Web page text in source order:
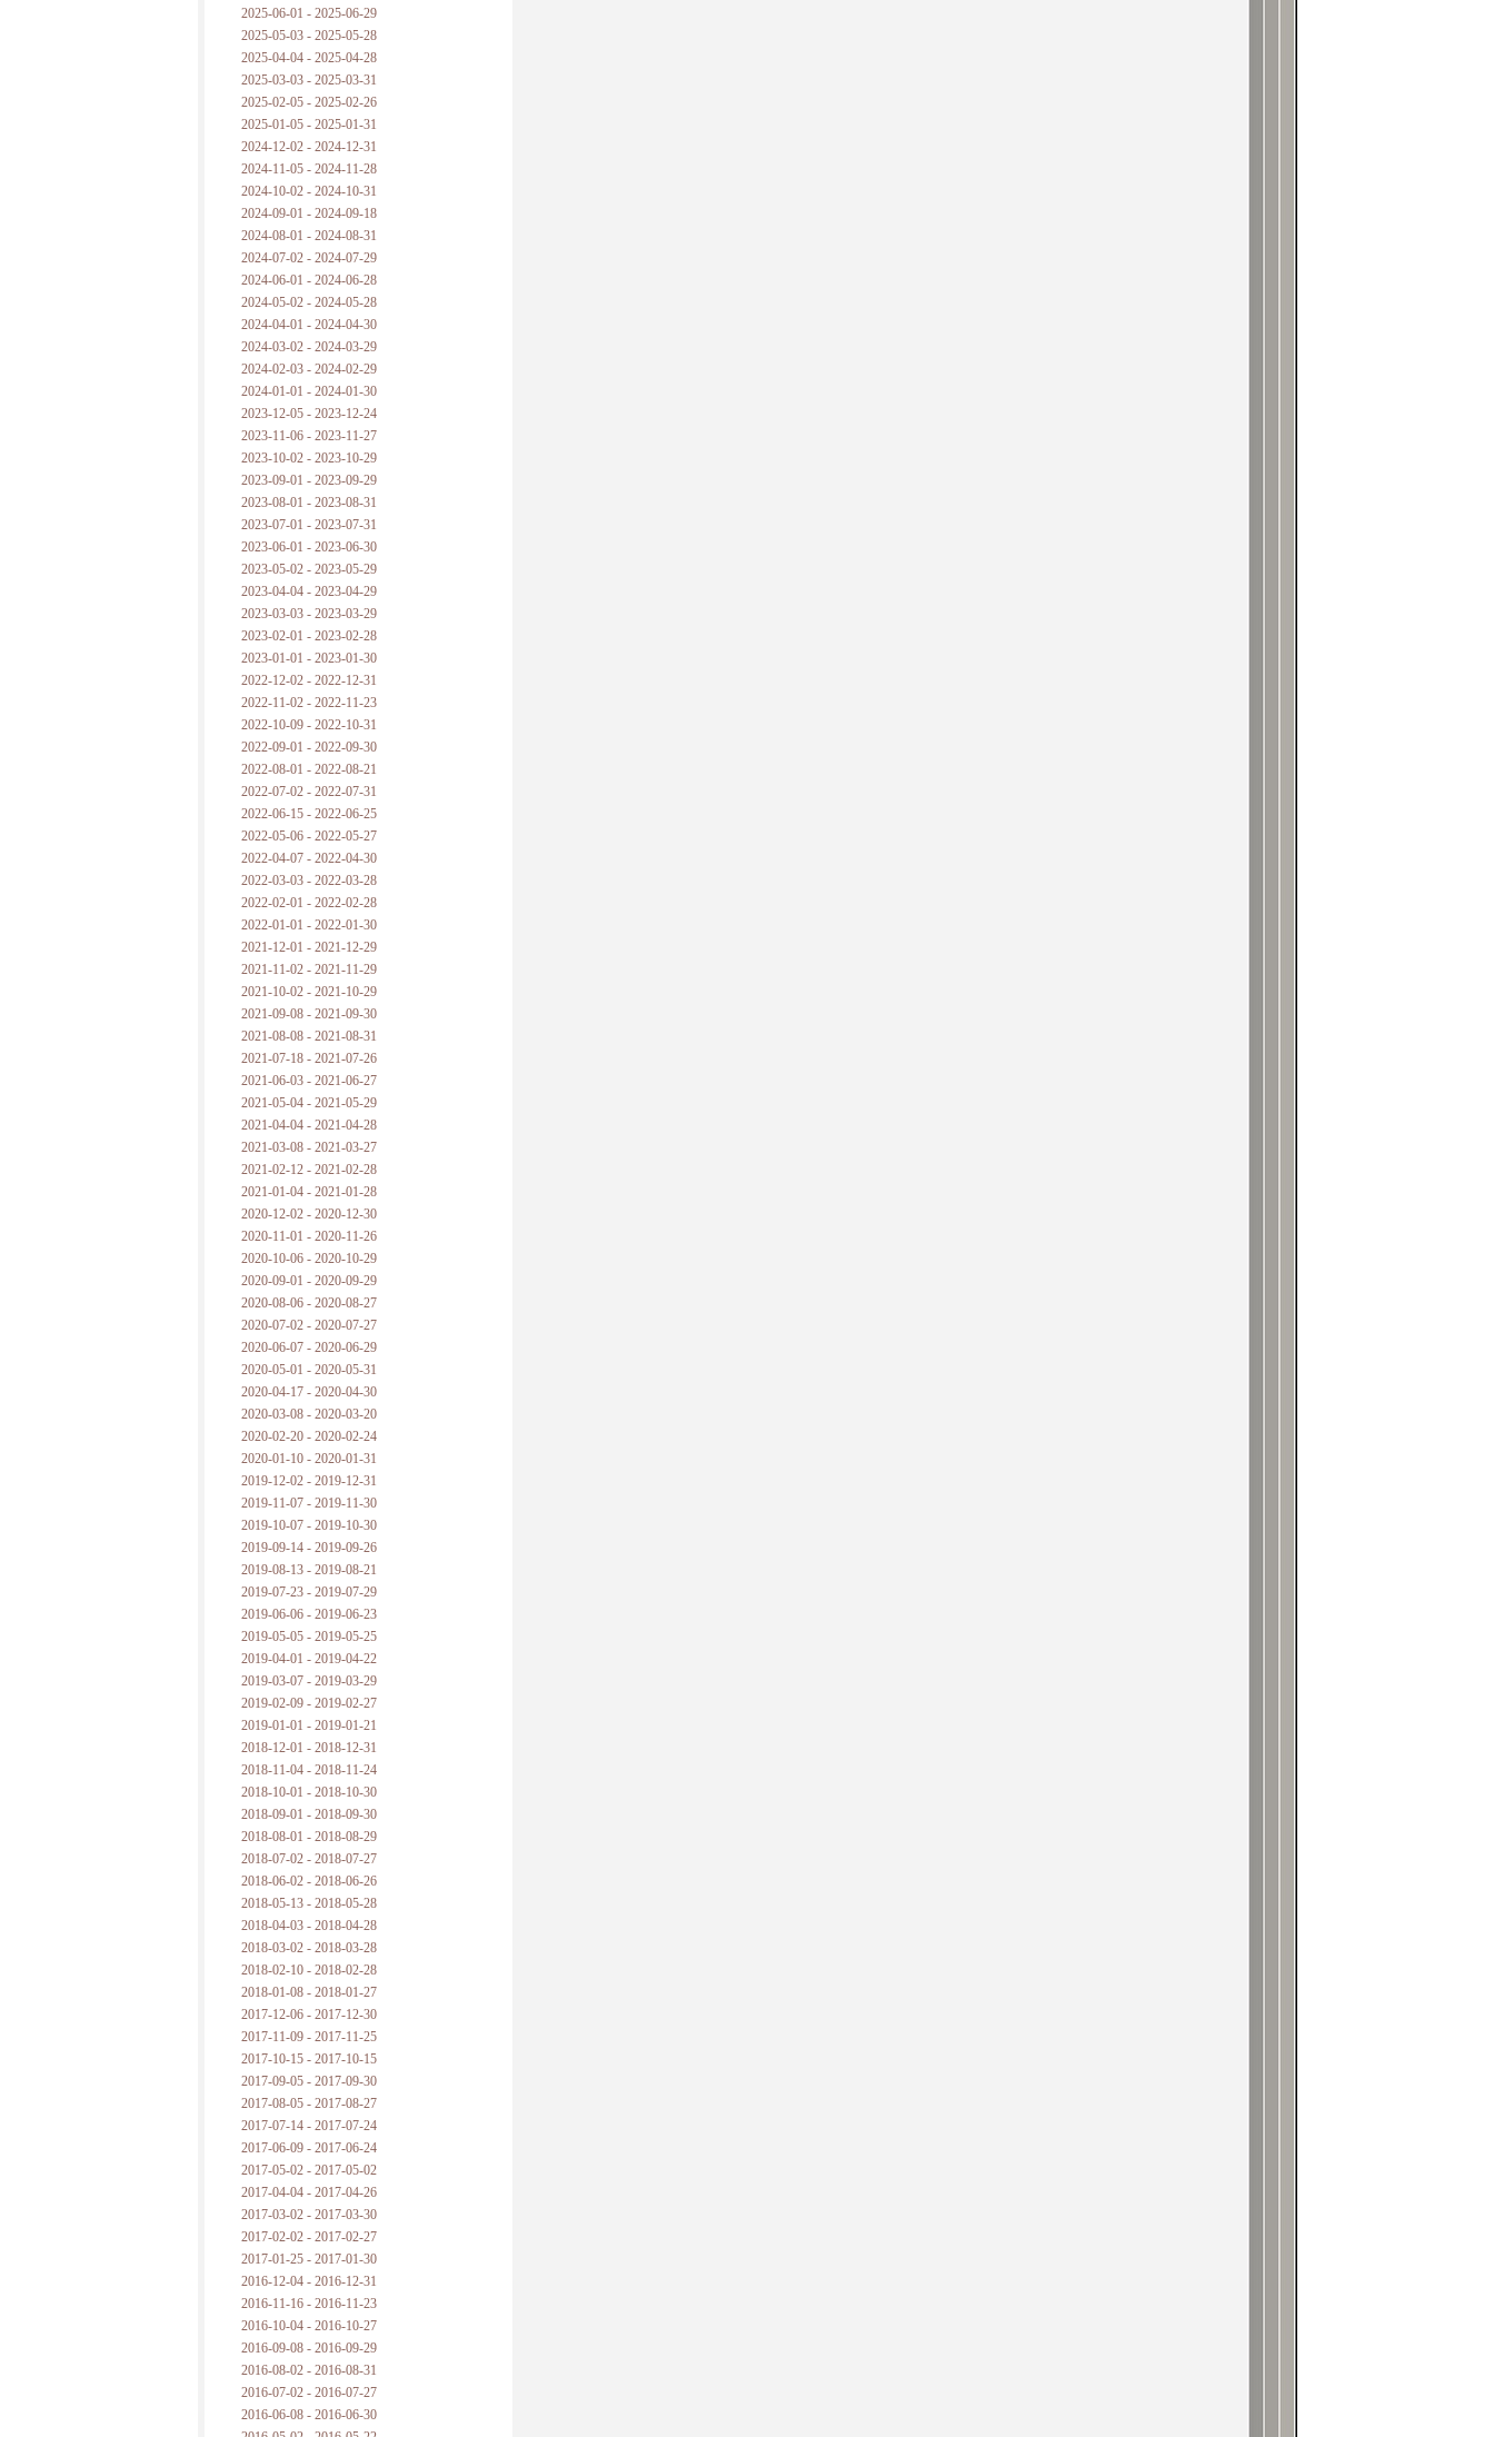
2025-06-01 - 2025-06-29
2025-05-03 - 2025-05-28
2025-04-04 - 2025-04-28
2025-03-03 - 2025-03-31
2025-02-05 - 2025-02-26
2025-01-05 - 2025-01-31
2024-12-02 - 2024-12-31
2024-11-05 - 2024-11-28
2024-10-02 - 2024-10-31
2024-09-01 - 2024-09-18
2024-08-01 - 2024-08-31
2024-07-02 - 2024-07-29
2024-06-01 - 2024-06-28
2024-05-02 - 2024-05-28
2024-04-01 - 2024-04-30
2024-03-02 - 2024-03-29
2024-02-03 - 2024-02-29
2024-01-01 - 2024-01-30
2023-12-05 - 2023-12-24
2023-11-06 - 2023-11-27
2023-10-02 - 2023-10-29
2023-09-01 - 2023-09-29
2023-08-01 - 2023-08-31
2023-07-01 - 2023-07-31
2023-06-01 - 2023-06-30
2023-05-02 - 2023-05-29
2023-04-04 - 2023-04-29
2023-03-03 - 2023-03-29
2023-02-01 - 2023-02-28
2023-01-01 - 2023-01-30
2022-12-02 - 2022-12-31
2022-11-02 - 2022-11-23
2022-10-09 - 2022-10-31
2022-09-01 - 2022-09-30
2022-08-01 - 2022-08-21
2022-07-02 - 2022-07-31
2022-06-15 - 2022-06-25
2022-05-06 - 2022-05-27
2022-04-07 - 2022-04-30
2022-03-03 - 2022-03-28
2022-02-01 - 2022-02-28
2022-01-01 - 2022-01-30
2021-12-01 - 2021-12-29
2021-11-02 - 2021-11-29
2021-10-02 - 2021-10-29
2021-09-08 - 2021-09-30
2021-08-08 - 2021-08-31
2021-07-18 - 2021-07-26
2021-06-03 - 2021-06-27
2021-05-04 - 2021-05-29
2021-04-04 - 2021-04-28
2021-03-08 - 2021-03-27
2021-02-12 - 2021-02-28
2021-01-04 - 2021-01-28
2020-12-02 - 2020-12-30
2020-11-01 - 2020-11-26
2020-10-06 - 2020-10-29
2020-09-01 - 2020-09-29
2020-08-06 - 2020-08-27
2020-07-02 - 2020-07-27
2020-06-07 - 2020-06-29
2020-05-01 - 2020-05-31
2020-04-17 - 2020-04-30
2020-03-08 - 2020-03-20
2020-02-20 - 2020-02-24
2020-01-10 - 2020-01-31
2019-12-02 - 2019-12-31
2019-11-07 - 2019-11-30
2019-10-07 - 2019-10-30
2019-09-14 - 2019-09-26
2019-08-13 - 2019-08-21
2019-07-23 - 2019-07-29
2019-06-06 - 2019-06-23
2019-05-05 - 2019-05-25
2019-04-01 - 2019-04-22
2019-03-07 - 2019-03-29
2019-02-09 - 2019-02-27
2019-01-01 - 2019-01-21
2018-12-01 - 2018-12-31
2018-11-04 - 2018-11-24
2018-10-01 - 2018-10-30
2018-09-01 - 2018-09-30
2018-08-01 - 2018-08-29
2018-07-02 - 2018-07-27
2018-06-02 - 2018-06-26
2018-05-13 - 2018-05-28
2018-04-03 - 2018-04-28
2018-03-02 - 2018-03-28
2018-02-10 - 2018-02-28
2018-01-08 - 2018-01-27
2017-12-06 - 2017-12-30
2017-11-09 - 2017-11-25
2017-10-15 - 2017-10-15
2017-09-05 - 2017-09-30
2017-08-05 - 2017-08-27
2017-07-14 - 2017-07-24
2017-06-09 - 2017-06-24
2017-05-02 - 2017-05-02
2017-04-04 - 2017-04-26
2017-03-02 - 2017-03-30
2017-02-02 - 2017-02-27
2017-01-25 - 2017-01-30
2016-12-04 - 2016-12-31
2016-11-16 - 2016-11-23
2016-10-04 - 2016-10-27
2016-09-08 - 2016-09-29
2016-08-02 - 2016-08-31
2016-07-02 - 2016-07-27
2016-06-08 - 2016-06-30